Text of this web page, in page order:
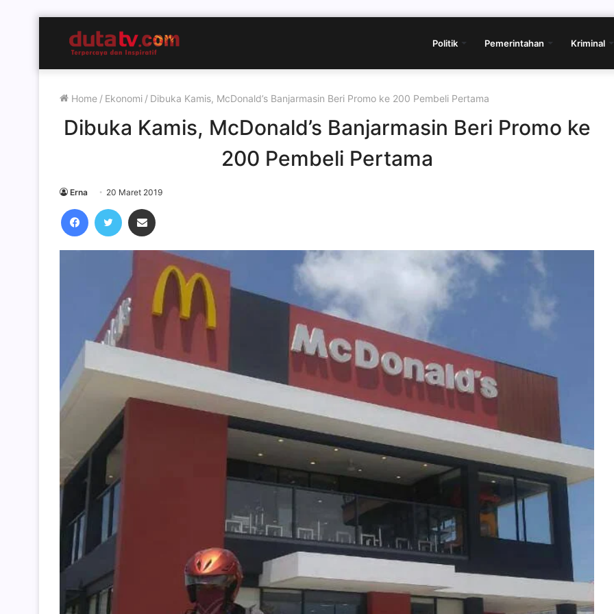
Politik Pemerintahan Kriminal
Home / Ekonomi / Dibuka Kamis, McDonald’s Banjarmasin Beri Promo ke 200 Pembeli Pertama
Dibuka Kamis, McDonald’s Banjarmasin Beri Promo ke
200 Pembeli Pertama
Erna 20 Maret 2019
FacebookTwitter